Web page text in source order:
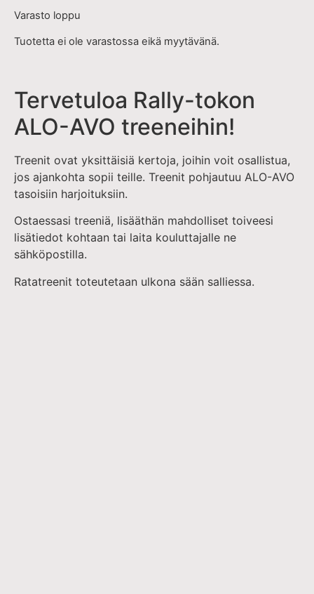
Varasto loppu
Tuotetta ei ole varastossa eikä myytävänä.
Tervetuloa Rally-tokon
ALO-AVO treeneihin!
Treenit ovat yksittäisiä kertoja, joihin voit osallistua,
jos ajankohta sopii teille. Treenit pohjautuu ALO-AVO
tasoisiin harjoituksiin.
Ostaessasi treeniä, lisääthän mahdolliset toiveesi
lisätiedot kohtaan tai laita kouluttajalle ne
sähköpostilla.
Ratatreenit toteutetaan ulkona sään salliessa.